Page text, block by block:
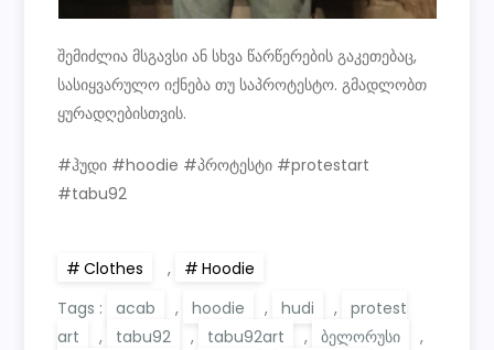
შემიძლია მსგავსი ან სხვა წარწერების გაკეთებაც,
სასიყვარულო იქნება თუ საპროტესტო. გმადლობთ
ყურადღებისთვის.
#ჰუდი #hoodie #პროტესტი #protestart
#tabu92
Clothes ,
Hoodie
Tags :
acab , hoodie , hudi ,
protest
art
, tabu92 , tabu92art , ბელორუსი
,